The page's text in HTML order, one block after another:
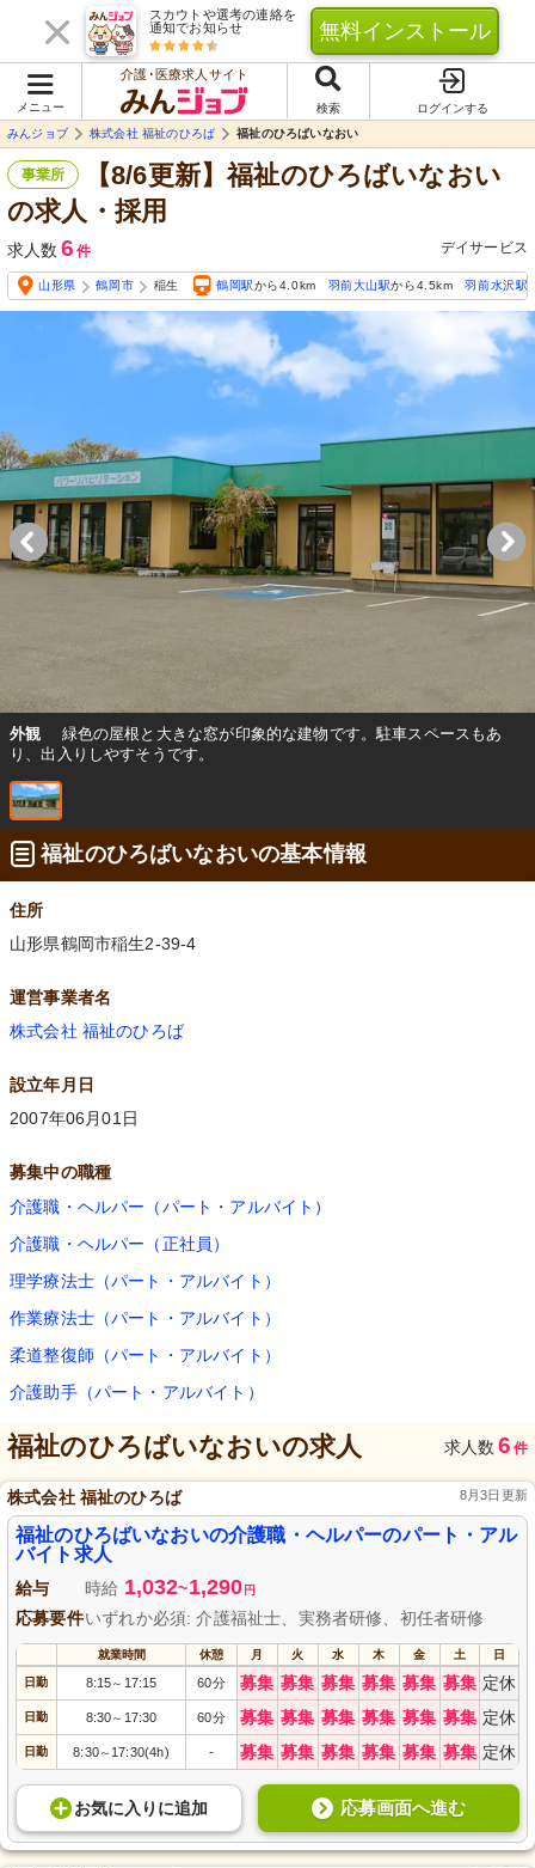
スカウトや選考の連絡を
通知でお知らせ
無料インストール
メニュー
介護･医療求人サイト
検索
ログインする
みんジョブ
株式会社 福祉のひろば 福祉のひろばいなおい
事業所
【8/6更新】福祉のひろばいなおい
の求人・採用
求人数 6 件 デイサービス
山形県 鶴岡市 稲生 鶴岡駅から4.0km 羽前大山駅から4.5km 羽前水沢駅
外観
緑色の屋根と大きな窓が印象的な建物です。駐車スペースもあ
り、出入りしやすそうです。
福祉のひろばいなおいの基本情報
住所
山形県鶴岡市稲生2-39-4
運営事業者名
株式会社 福祉のひろば
設立年月日
2007年06月01日
募集中の職種
介護職・ヘルパー（パート・アルバイト）
介護職・ヘルパー（正社員）
理学療法士（パート・アルバイト）
作業療法士（パート・アルバイト）
柔道整復師（パート・アルバイト）
介護助手（パート・アルバイト）
福祉のひろばいなおいの求人 求人数 6 件
株式会社 福祉のひろば 8月3日更新
福祉のひろばいなおいの介護職・ヘルパーのパート・アル
バイト求人
給与 時給 1,032~1,290 円
応募要件いずれか必須: 介護福祉士、実務者研修、初任者研修
就業時間 休憩 月 火 水 木 金 土 日
日勤 8:15～ 17:15 60分 募集 募集 募集 募集 募集 募集 定休
日勤 8:30～ 17:30 60分 募集 募集 募集 募集 募集 募集 定休
日勤 8:30～ 17:30(4h) - 募集 募集 募集 募集 募集 募集 定休
お気に入り に追加 応募画面へ進む